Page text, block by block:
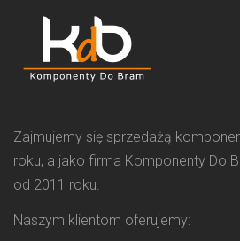
Zajmujemy się sprzedażą
roku, a jako firma Komponenty Do
od 2011 roku.
Naszym klientom oferujemy: